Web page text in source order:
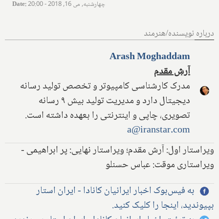
Date: چهارشنبه, می 16, 2018 - 20:00
درباره نویسنده/هنرمند
Arash Moghaddam
آرش مقدم
مدرک کارشناسی کامپیوتر و تخصص تولید رسانه
دیجیتال دارد و مدیریت تولید بیش ۹ رسانه
تصویری، چاپی و اینترنتی را بعهده داشته است.
a@iranstar.com
ویراستار اول: آرش مقدم؛ ویراستار نهایی: پر ابراهیمی -
ویراستاری موقت: عباس حسنلو
به فیس‌بوک اخبار ایرانیان کانادا - ایران استار
بپیوندید، اینجا را کلیک کنید.